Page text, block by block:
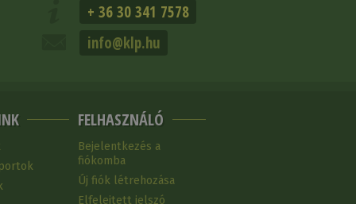
+ 36 30 341 7578
info@klp.hu
FELHASZNÁLÓ
Bejelentkezés a
fiókomba
Új fiók létrehozása
Elfelejtett jelszó